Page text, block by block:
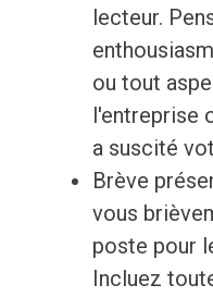
lecteur.
ou tout
l'entreprise
a suscité
Brève
vous
poste pour
Incluez